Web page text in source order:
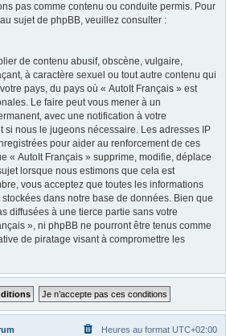
pas comme contenu ou conduite permis. Pour
sujet de phpBB, veuillez consulter :
de contenu abusif, obscène, vulgaire,
à caractère sexuel ou tout autre contenu qui
pays, du pays où « AutoIt Français » est
Le faire peut vous mener à un
avec une notification à votre
si nous le jugeons nécessaire. Les adresses IP
pour aider au renforcement de ces
« AutoIt Français » supprime, modifie, déplace
lorsque nous estimons que cela est
vous acceptez que toutes les informations
dans notre base de données. Bien que
diffusées à une tierce partie sans votre
», ni phpBB ne pourront être tenus comme
de piratage visant à compromettre les
Heures au format UTC+02:00